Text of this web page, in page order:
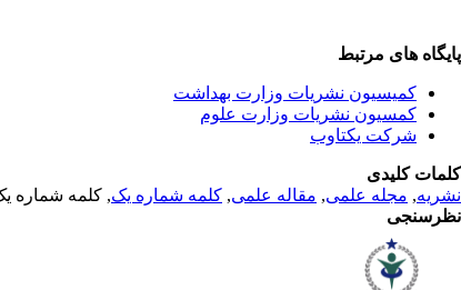
پایگاه های مرتبط
کمیسیون نشریات وزارت بهداشت
کمسیون نشریات وزارت علوم
شرکت یکتاوب
کلمات کلیدی
نشریه, مجله علمی, مقاله علمی, کلمه شماره یک, کلمه شماره
نظرسنجی